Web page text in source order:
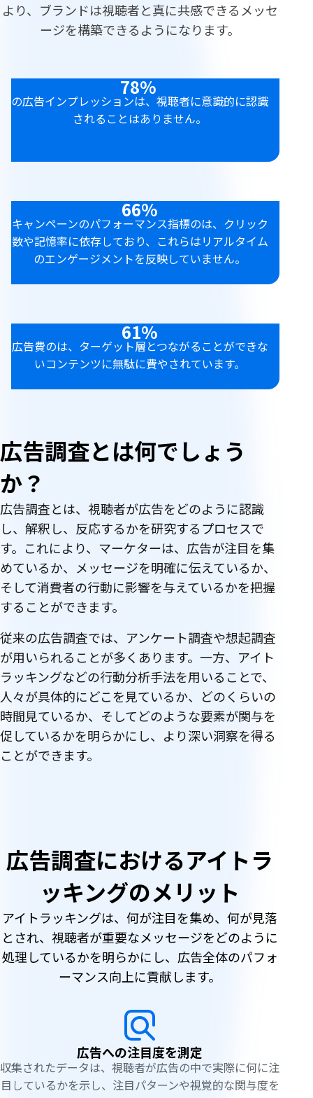
より、ブランドは視聴者と真に共感できるメッセ
ージを構築できるようになります。
78%
の広告インプレッションは、視聴者に意識的に認識
されることはありません。
66%
キャンペーンのパフォーマンス指標のは、クリック
数や記憶率に依存しており、これらはリアルタイム
のエンゲージメントを反映していません。
61%
広告費のは、ターゲット層とつながることができな
いコンテンツに無駄に費やされています。
広告調査とは何でしょう
か？
広告調査とは、視聴者が広告をどのように認識
し、解釈し、反応するかを研究するプロセスで
す。これにより、マーケターは、広告が注目を集
めているか、メッセージを明確に伝えているか、
そして消費者の行動に影響を与えているかを把握
することができます。
従来の広告調査では、アンケート調査や想起調査
が用いられることが多くあります。一方、アイト
ラッキングなどの行動分析手法を用いることで、
人々が具体的にどこを見ているか、どのくらいの
時間見ているか、そしてどのような要素が関与を
促しているかを明らかにし、より深い洞察を得る
ことができます。
広告調査におけるアイトラ
ッキングのメリット
アイトラッキングは、何が注目を集め、何が見落
とされ、視聴者が重要なメッセージをどのように
処理しているかを明らかにし、広告全体のパフォ
ーマンス向上に貢献します。
広告への注目度を測定
収集されたデータは、視聴者が広告の中で実際に何に注
目しているかを示し、注目パターンや視覚的な関与度を